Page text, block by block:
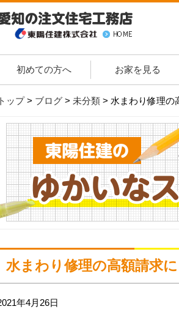
初めての方へ お家を見る
トップ> ブログ > 未分類 > 水まわり修理の
水まわり修理の高額請求
年4月26日